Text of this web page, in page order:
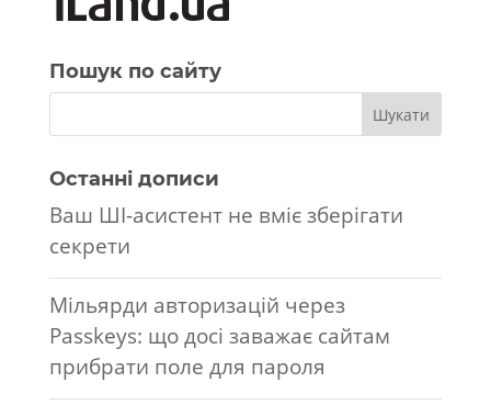
Пошук по сайту
Останні дописи
Ваш ШІ-асистент не вміє зберігати
секрети
Мільярди авторизацій через
Passkeys: що досі заважає сайтам
прибрати поле для пароля